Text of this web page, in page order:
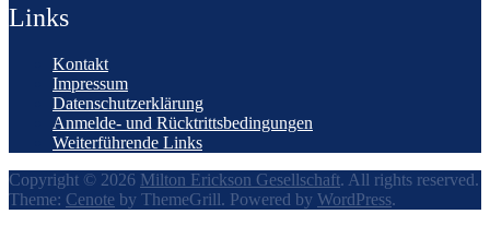
Links
Kontakt
Impressum
Datenschutzerklärung
Anmelde- und Rücktrittsbedingungen
Weiterführende Links
Copyright © 2026 Milton Erickson Gesellschaft. All rights reserved.
Theme: Cenote by ThemeGrill. Powered by WordPress.